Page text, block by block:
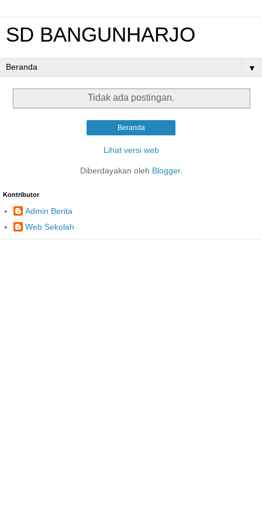
SD BANGUNHARJO
▼
Tidak ada postingan.
Beranda
Lihat versi web
Diberdayakan oleh Blogger.
Kontributor
Admin Berita
Web Sekolah